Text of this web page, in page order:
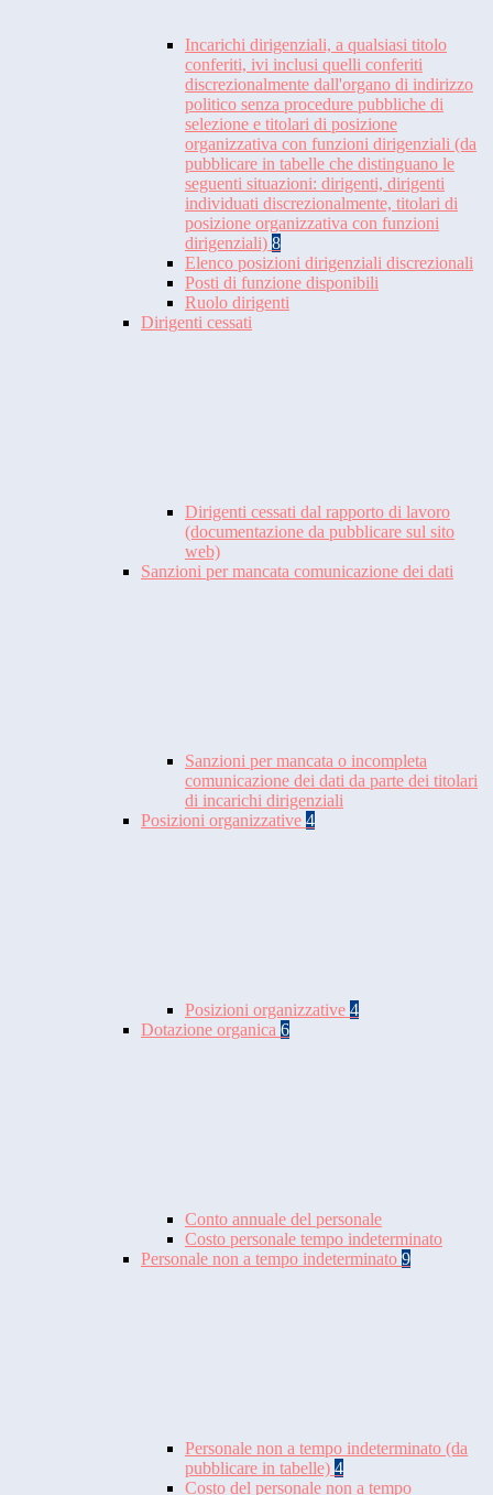
Incarichi dirigenziali, a qualsiasi titolo
conferiti, ivi inclusi quelli conferiti
discrezionalmente dall'organo di indirizzo
politico senza procedure pubbliche di
selezione e titolari di posizione
organizzativa con funzioni dirigenziali (da
pubblicare in tabelle che distinguano le
seguenti situazioni: dirigenti, dirigenti
individuati discrezionalmente, titolari di
posizione organizzativa con funzioni
dirigenziali) 8
Elenco posizioni dirigenziali discrezionali
Posti di funzione disponibili
Ruolo dirigenti
Dirigenti cessati
Dirigenti cessati dal rapporto di lavoro
(documentazione da pubblicare sul sito
web)
Sanzioni per mancata comunicazione dei dati
Sanzioni per mancata o incompleta
comunicazione dei dati da parte dei titolari
di incarichi dirigenziali
Posizioni organizzative 4
Posizioni organizzative 4
Dotazione organica 6
Conto annuale del personale
Costo personale tempo indeterminato
Personale non a tempo indeterminato 9
Personale non a tempo indeterminato (da
pubblicare in tabelle) 4
Costo del personale non a tempo